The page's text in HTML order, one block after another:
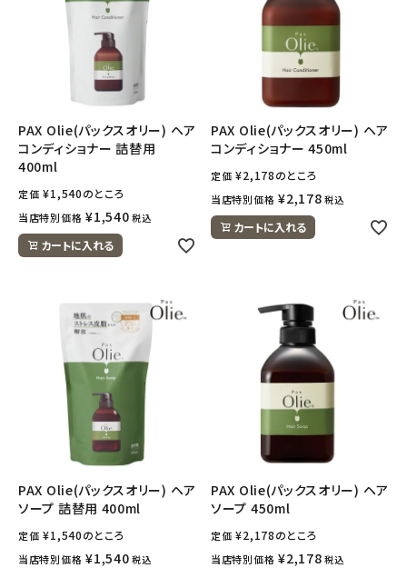
PAX Olie(パックスオリー) ヘア
コンディショナー 詰替用
400ml
定価 ¥1,540のところ
当店特別価格 ¥1,540 税込
カートに入れる
PAX Olie(パックスオリー) ヘア
コンディショナー 450ml
定価 ¥2,178のところ
当店特別価格 ¥2,178 税込
カートに入れる
PAX Olie(パックスオリー) ヘア
ソープ 詰替用 400ml
定価 ¥1,540のところ
当店特別価格 ¥1,540 税込
PAX Olie(パックスオリー) ヘア
ソープ 450ml
定価 ¥2,178のところ
当店特別価格 ¥2,178 税込